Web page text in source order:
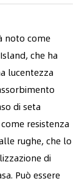
noto come
che ha
lucentezza
di seta
resistenza
rughe, che lo
di
Può essere